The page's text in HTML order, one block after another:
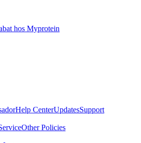
hos Myprotein
Help CenterUpdatesSupport
Other Policies